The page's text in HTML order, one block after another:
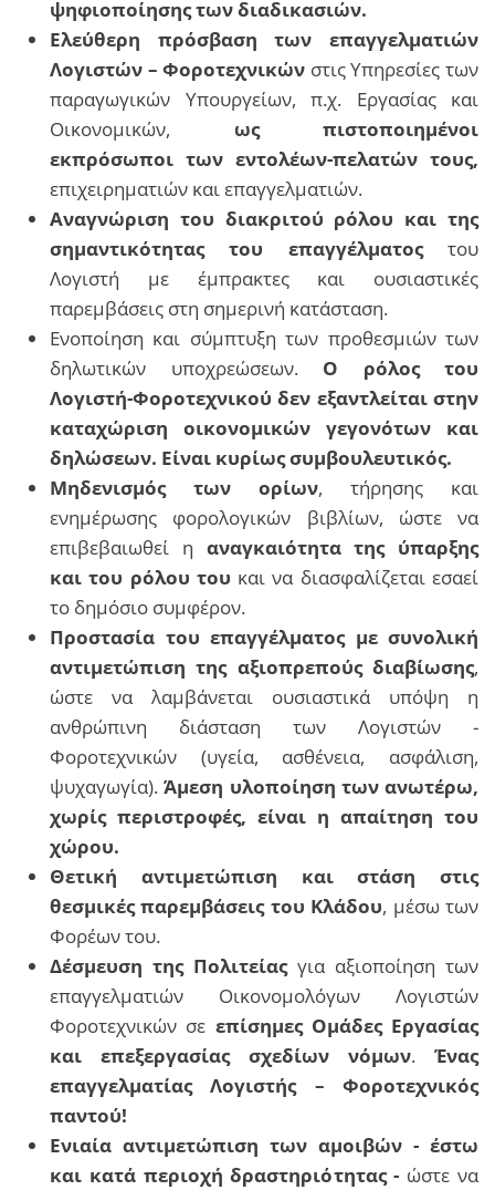
ψηφιοποίησης των διαδικασιών.
Ελεύθερη πρόσβαση των επαγγελματιών
Λογιστών – Φοροτεχνικών στις Υπηρεσίες των
παραγωγικών Υπουργείων, π.χ. Εργασίας και
Οικονομικών, ως πιστοποιημένοι
εκπρόσωποι των εντολέων-πελατών τους,
επιχειρηματιών και επαγγελματιών.
Αναγνώριση του διακριτού ρόλου και της
σημαντικότητας του επαγγέλματοςτου
Λογιστή με έμπρακτες και ουσιαστικές
παρεμβάσεις στη σημερινή κατάσταση.
Ενοποίηση και σύμπτυξη των προθεσμιών των
δηλωτικών υποχρεώσεων. Ο ρόλος του
Λογιστή-Φοροτεχνικού δεν εξαντλείται στην
καταχώριση οικονομικών γεγονότων και
δηλώσεων. Είναι κυρίως συμβουλευτικός.
Μηδενισμός των ορίων, τήρησης και
ενημέρωσης φορολογικών βιβλίων, ώστε να
επιβεβαιωθεί η αναγκαιότητα της ύπαρξης
και του ρόλου του και να διασφαλίζεται εσαεί
το δημόσιο συμφέρον.
Προστασία του επαγγέλματος με συνολική
αντιμετώπιση της αξιοπρεπούς διαβίωσης,
ώστε να λαμβάνεται ουσιαστικά υπόψη η
ανθρώπινη διάσταση των Λογιστών -
Φοροτεχνικών (υγεία, ασθένεια, ασφάλιση,
ψυχαγωγία).Άμεση υλοποίηση των ανωτέρω,
χωρίς περιστροφές, είναι η απαίτηση του
χώρου.
Θετική αντιμετώπιση και στάση στις
θεσμικές παρεμβάσεις του Κλάδου, μέσω των
Φορέων του.
Δέσμευση της Πολιτείαςγια αξιοποίηση των
επαγγελματιών Οικονομολόγων Λογιστών
Φοροτεχνικών σε επίσημες Ομάδες Εργασίας
και επεξεργασίας σχεδίων νόμων. Ένας
επαγγελματίας Λογιστής – Φοροτεχνικός
παντού!
Ενιαία αντιμετώπιση των αμοιβών - έστω
και κατά περιοχή δραστηριότητας - ώστε να